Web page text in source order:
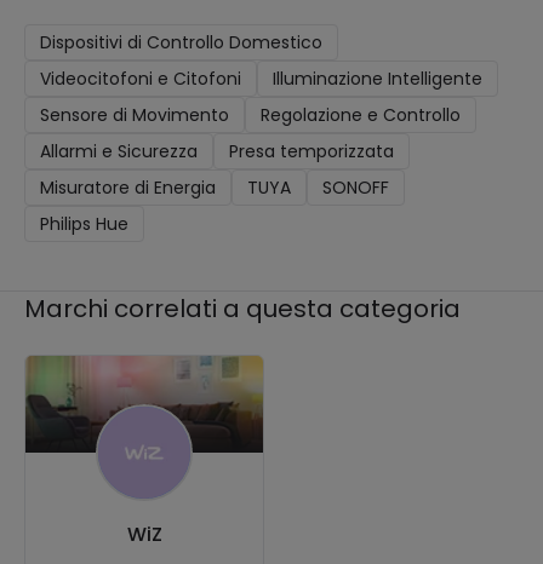
Dispositivi di Controllo Domestico
Videocitofoni e Citofoni
Illuminazione Intelligente
Sensore di Movimento
Regolazione e Controllo
Allarmi e Sicurezza
Presa temporizzata
Misuratore di Energia
TUYA
SONOFF
Philips Hue
Marchi correlati a questa categoria
WiZ